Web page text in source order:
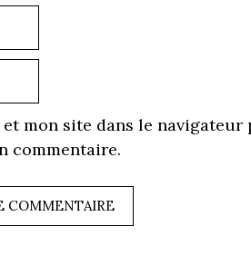
mon site dans le navigateur
commentaire.